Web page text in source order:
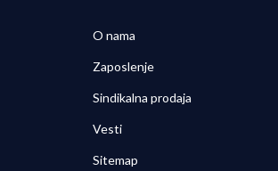
O nama
Zaposlenje
Sindikalna prodaja
Vesti
Sitemap